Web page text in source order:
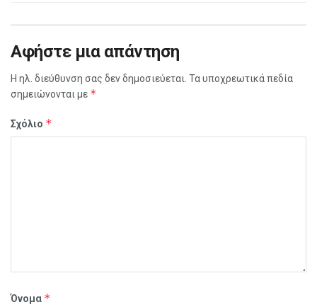
Αφήστε μια απάντηση
Η ηλ. διεύθυνση σας δεν δημοσιεύεται. Τα υποχρεωτικά πεδία
σημειώνονται με *
Σχόλιο *
Όνομα *